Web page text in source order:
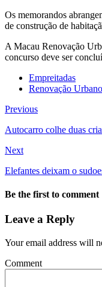
Os memorandos
de construção de
A Macau Renovação
concurso deve ser
Empreitadas
Renovação Urbano
Previous
Autocarro colhe duas
Next
Elefantes deixam o
Be the first to comment
Leave a Reply
Your email address will
Comment